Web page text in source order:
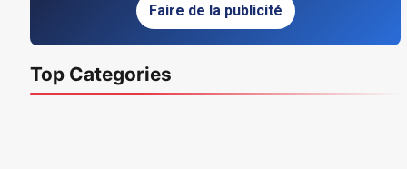
Faire de la publicité
Top Categories